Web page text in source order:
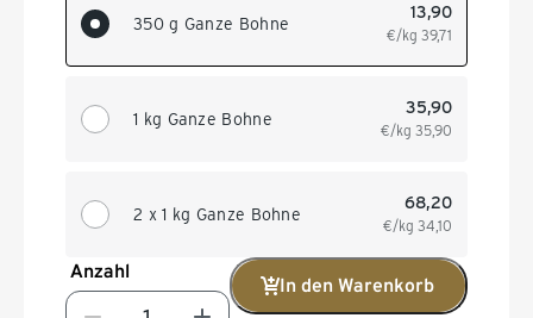
350 g Ganze Bohne
13,90
€/kg 39,71
1 kg Ganze Bohne
35,90
€/kg 35,90
2 x 1 kg Ganze Bohne
68,20
€/kg 34,10
Anzahl
In den Warenkorb